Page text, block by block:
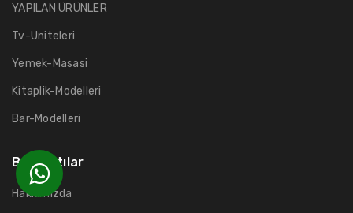
YAPILAN ÜRÜNLER
Tv-Uniteleri
Yemek-Masasi
Kitaplik-Modelleri
Bar-Modelleri
Bağlantılar
Hakkımızda